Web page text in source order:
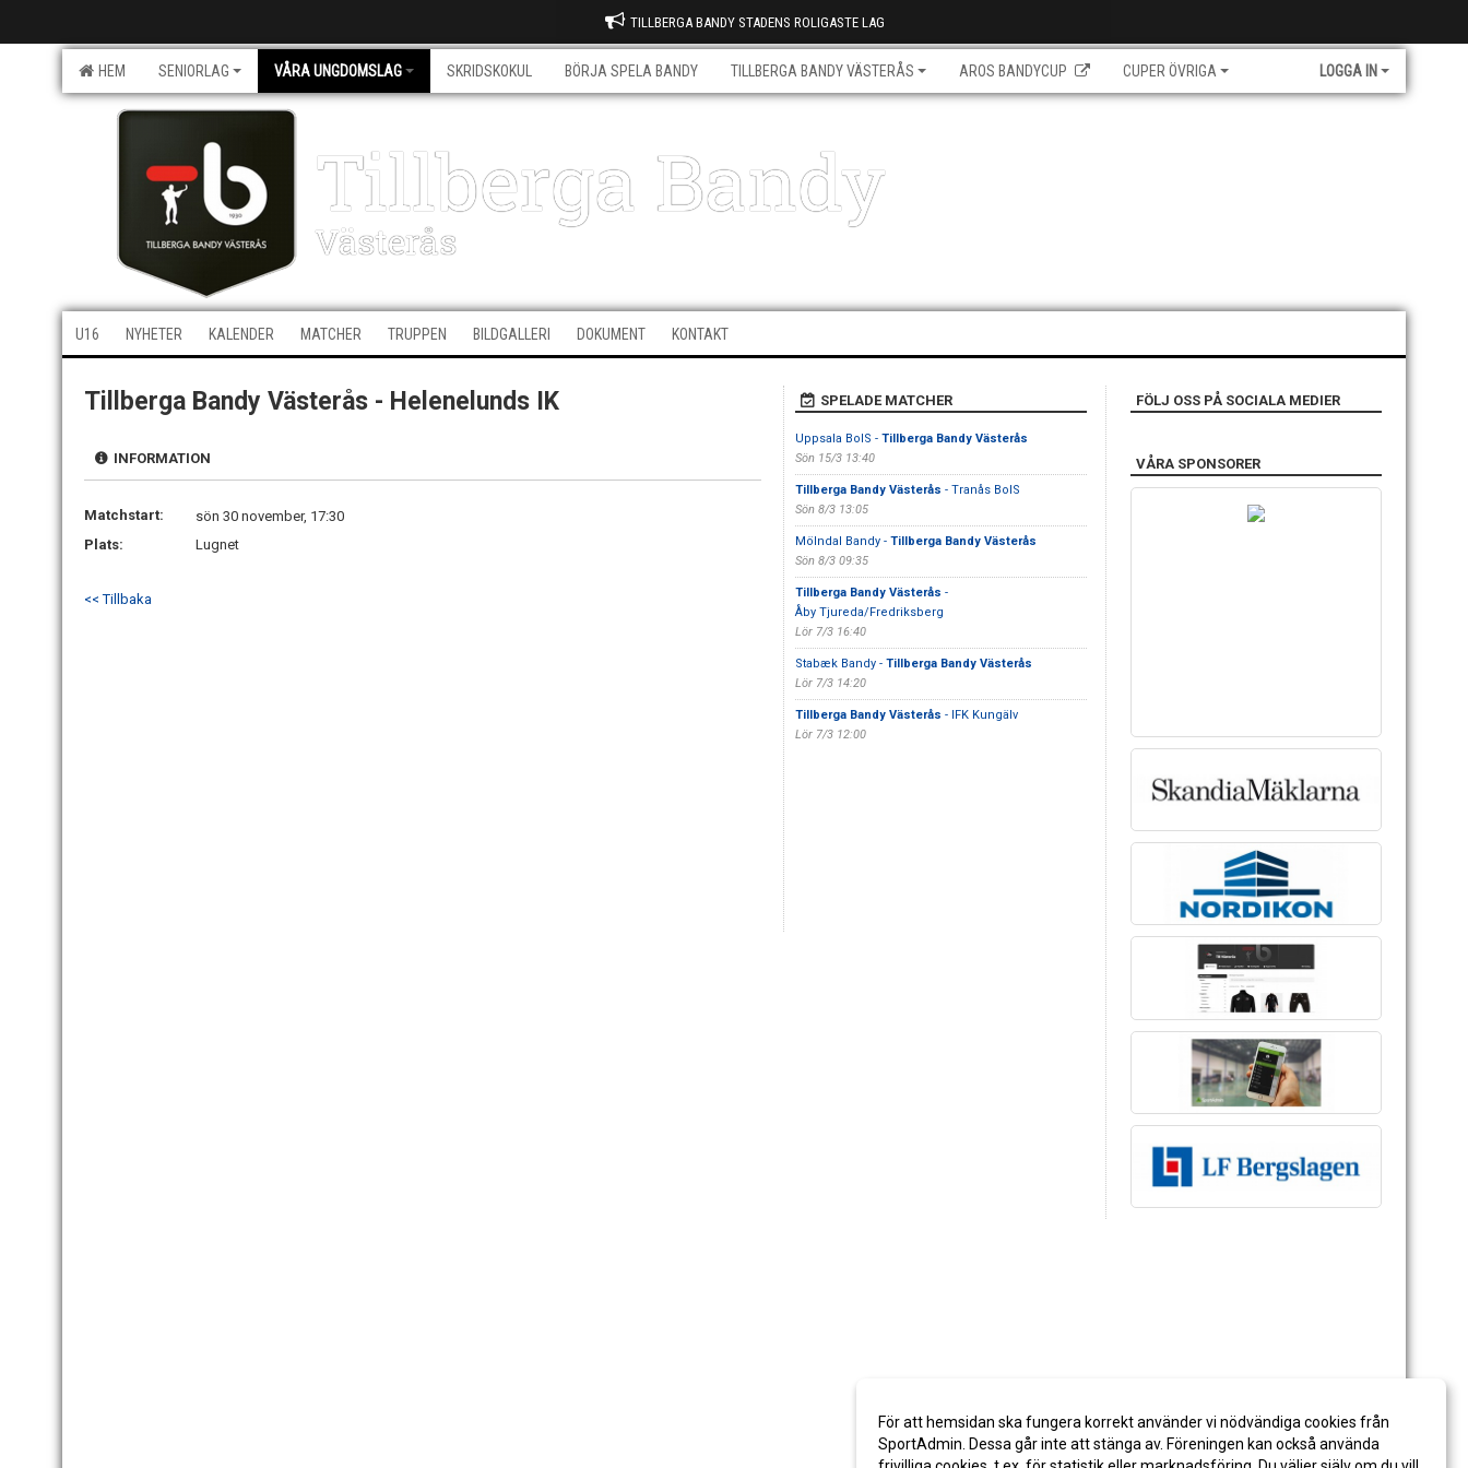
TILLBERGA BANDY STADENS ROLIGASTE LAG
HEM SENIORLAG VÅRA UNGDOMSLAG SKRIDSKOKUL BÖRJA SPELA BANDY TILLBERGA BANDY VÄSTERÅS AROS BANDYCUP CUPER ÖVRIGA LOGGA IN
Tillberga Bandy
Västerås
U16 NYHETER KALENDER MATCHER TRUPPEN BILDGALLERI DOKUMENT KONTAKT
Tillberga Bandy Västerås - Helenelunds IK
INFORMATION
Matchstart:
sön 30 november, 17:30
Plats:
Lugnet
<< Tillbaka
SPELADE MATCHER
Uppsala BoIS - Tillberga Bandy Västerås
Sön 15/3 13:40
Tillberga Bandy Västerås - Tranås BoIS
Sön 8/3 13:05
Mölndal Bandy - Tillberga Bandy Västerås
Sön 8/3 09:35
Tillberga Bandy Västerås -
Åby Tjureda/Fredriksberg
Lör 7/3 16:40
Stabæk Bandy - Tillberga Bandy Västerås
Lör 7/3 14:20
Tillberga Bandy Västerås - IFK Kungälv
Lör 7/3 12:00
FÖLJ OSS PÅ SOCIALA MEDIER
VÅRA SPONSORER
För att hemsidan ska fungera korrekt använder vi nödvändiga cookies från
SportAdmin. Dessa går inte att stänga av. Föreningen kan också använda